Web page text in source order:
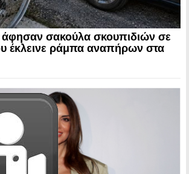
άφησαν σακούλα σκουπιδιών σε
έκλεινε ράμπα αναπήρων στα